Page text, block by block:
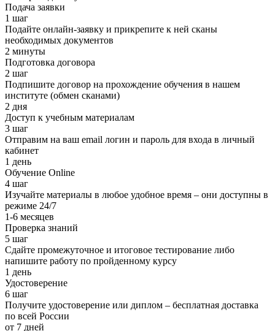
Подача заявки
1 шаг
Подайте онлайн-заявку и прикрепите к ней сканы
необходимых документов
2 минуты
Подготовка договора
2 шаг
Подпишите договор на прохождение обучения в нашем
институте (обмен сканами)
2 дня
Доступ к учебным материалам
3 шаг
Отправим на ваш email логин и пароль для входа в личный
кабинет
1 день
Обучение Online
4 шаг
Изучайте материалы в любое удобное время – они доступны в
режиме 24/7
1-6 месяцев
Проверка знаний
5 шаг
Сдайте промежуточное и итоговое тестирование либо
напишите работу по пройденному курсу
1 день
Удостоверение
6 шаг
Получите удостоверение или диплом – бесплатная доставка
по всей России
от 7 дней